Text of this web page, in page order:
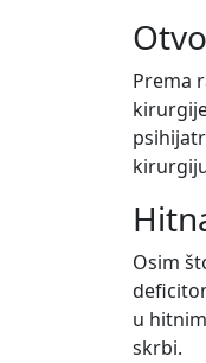
Prema
Osim
u
skrbi.